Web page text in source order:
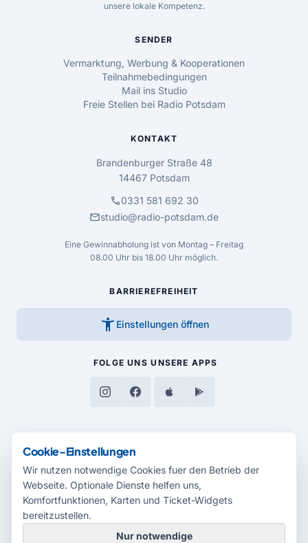
unsere lokale Kompetenz.
SENDER
Vermarktung, Werbung & Kooperationen
Teilnahmebedingungen
Mail ins Studio
Freie Stellen bei Radio Potsdam
KONTAKT
Brandenburger Straße 48
14467 Potsdam
call0331 581 692 30
mailstudio@radio-potsdam.de
Eine Gewinnabholung ist von Montag – Freitag
08.00 Uhr bis 18.00 Uhr möglich.
BARRIEREFREIHEIT
accessibility_new Einstellungen öffnen
FOLGE UNS UNSERE APPS
MEDIENPARTNER
Cookie-Einstellungen
Wir nutzen notwendige Cookies fuer den Betrieb der
Webseite. Optionale Dienste helfen uns,
Komfortfunktionen, Karten und Ticket-Widgets
bereitzustellen.
Nur notwendige